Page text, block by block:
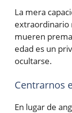
La mera
extraordinario
mueren
edad es un
ocultarse.
Centrarnos
En lugar de